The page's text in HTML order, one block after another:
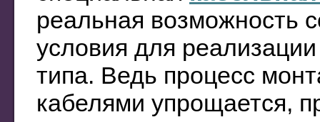
реальная возможность
условия для
типа. Ведь процесс
кабелями упрощается,